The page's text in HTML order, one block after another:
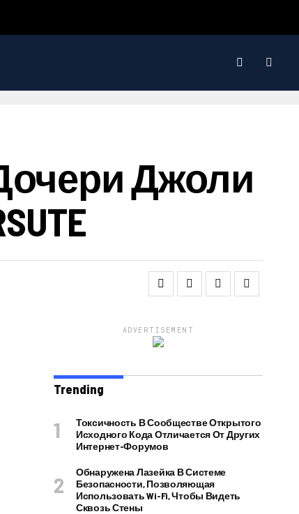
Джоли
ADVERTISEMENT
Trending
Токсичность В Сообществе Открытого
Исходного Кода Отличается От Других
Интернет-Форумов
Обнаружена Лазейка В Системе
Безопасности, Позволяющая
Использовать Wi-Fi, Чтобы Видеть
Сквозь Стены